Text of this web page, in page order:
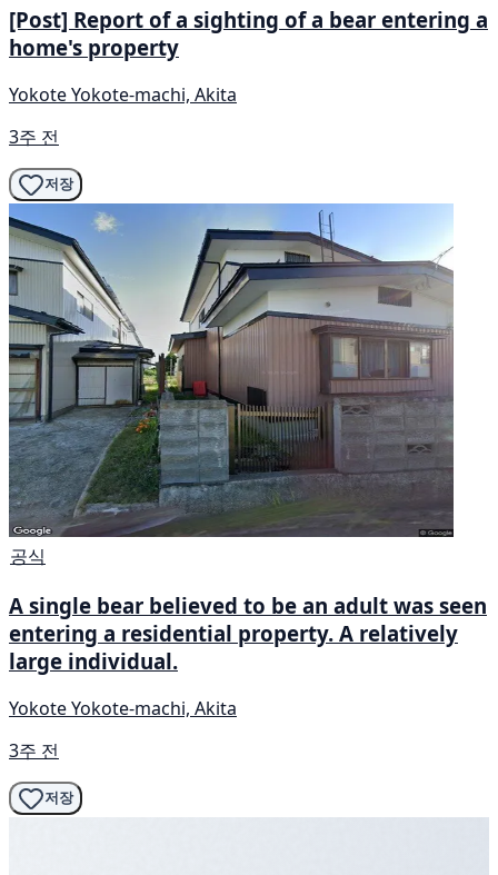
[Post] Report of a sighting of a bear entering a
home's property
Yokote Yokote-machi, Akita
3주 전
저장
공식
A single bear believed to be an adult was seen
entering a residential property. A relatively
large individual.
Yokote Yokote-machi, Akita
3주 전
저장